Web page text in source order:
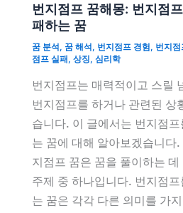
번지점프 꿈해몽: 번지점
패하는 꿈
꿈 분석 , 꿈 해석 , 번지점프 경험 , 번지점
점프 실패 , 상징, 심리학
번지점프는 매력적이고 스릴
번지점프를 하거나 관련된 상
습니다. 이 글에서는 번지점
는 꿈에 대해 알아보겠습니다
지점프 꿈은 꿈을 풀이하는
주제 중 하나입니다. 번지점
는 꿈은 각각 다른 의미를 가